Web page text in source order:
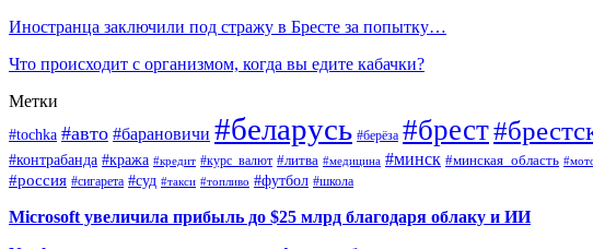
Иностранца заключили под стражу в Бресте за попытку…
Что происходит с организмом, когда вы едите кабачки?
Метки
#tochka #авто #барановичи #беларусь #берёза #брест
#контрабанда #кража #кредит #курс_валют #литва #медицина #минск #минская_область
#россия #сигарета #суд #такси #топливо #футбол #школа
Microsoft увеличила прибыль до $25 млрд благодаря облаку и ИИ